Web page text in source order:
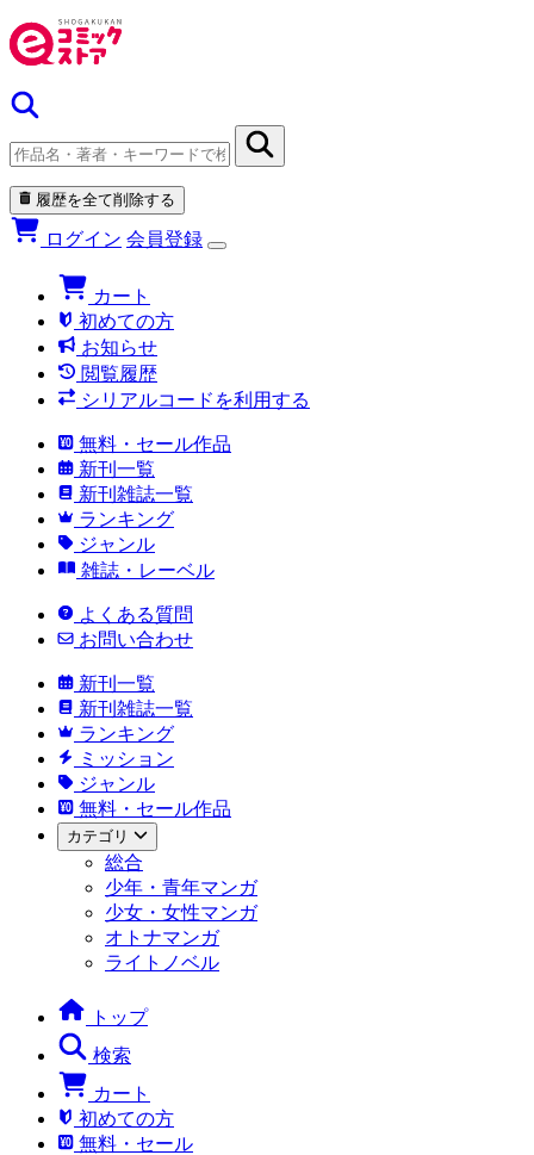
履歴を全て削除する
ログイン 会員登録
カート
初めての方
お知らせ
閲覧履歴
シリアルコードを利用する
無料・セール作品
新刊一覧
新刊雑誌一覧
ランキング
ジャンル
雑誌・レーベル
よくある質問
お問い合わせ
新刊一覧
新刊雑誌一覧
ランキング
ミッション
ジャンル
無料・セール作品
カテゴリ
総合
少年・青年マンガ
少女・女性マンガ
オトナマンガ
ライトノベル
トップ
検索
カート
初めての方
無料・セール